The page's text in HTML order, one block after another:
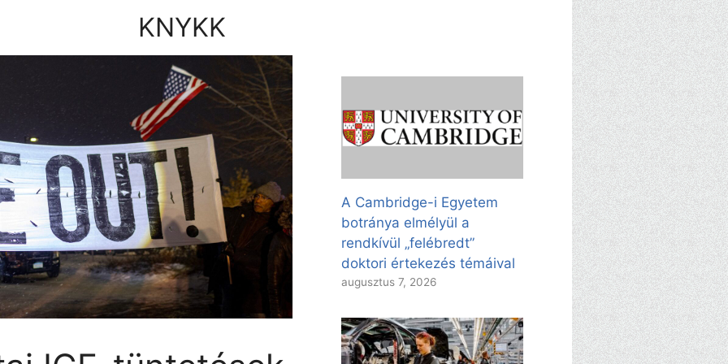
KNYKK
A Cambridge-i Egyetem
botránya elmélyül a
rendkívül „felébredt”
doktori értekezés témáival
augusztus 7, 2026